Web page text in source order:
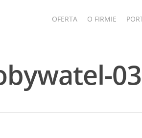
OFERTA O FIRMIE
03